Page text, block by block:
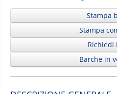
Stampa
Stampa
Richiedi
Barche in